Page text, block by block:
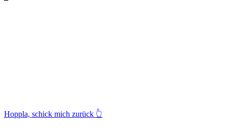
Hoppla, schick mich zurück 👆